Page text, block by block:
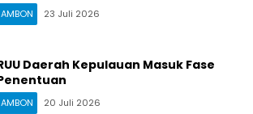
AMBON 23 Juli 2026
Daerah Kepulauan Masuk Fase
AMBON 20 Juli 2026